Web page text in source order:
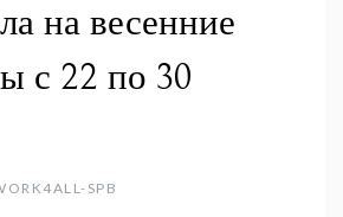
на весенние
с 22 по 30
SPB